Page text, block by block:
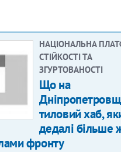
НАЦІОНАЛЬНА
СТІЙКОСТІ ТА
ЗГУРТОВАНОСТІ
Що на
тиловий хаб,
дедалі більше
фронту